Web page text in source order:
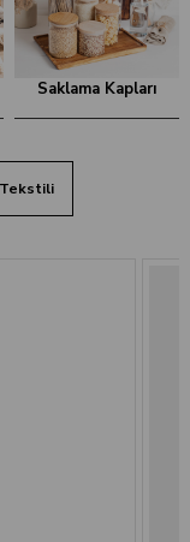
Saklama Kapları
Tekstili